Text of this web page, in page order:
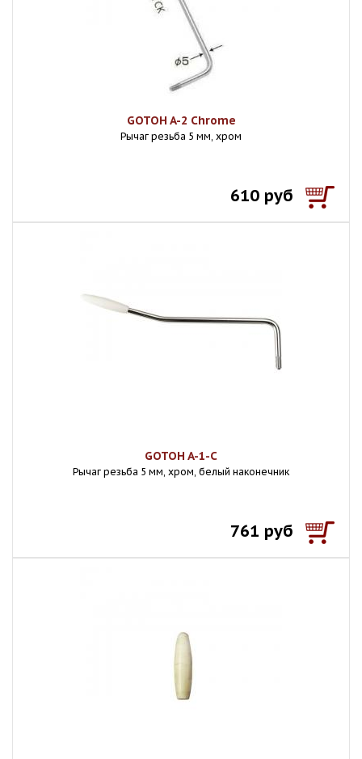
GOTOH A-2 Chrome
Рычаг резьба 5 мм, хром
610 руб
GOTOH A-1-C
Рычаг резьба 5 мм, хром, белый наконечник
761 руб